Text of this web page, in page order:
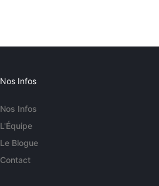
Nos Infos
Nos Infos
L'Équipe
Le Blogue
Contact